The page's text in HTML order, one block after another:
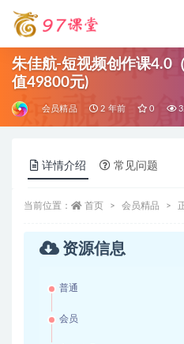
朱佳航-短视频创作课4.0
值49800元)
会员精品 2 年前 0
详情介绍 常见问题
当前位置： 首页 会员精品
资源信息
普通
会员